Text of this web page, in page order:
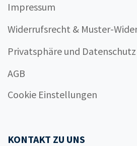
Impressum
Widerrufsrecht & Muster-
Privatsphäre und Datenschutz
AGB
Cookie Einstellungen
KONTAKT ZU UNS